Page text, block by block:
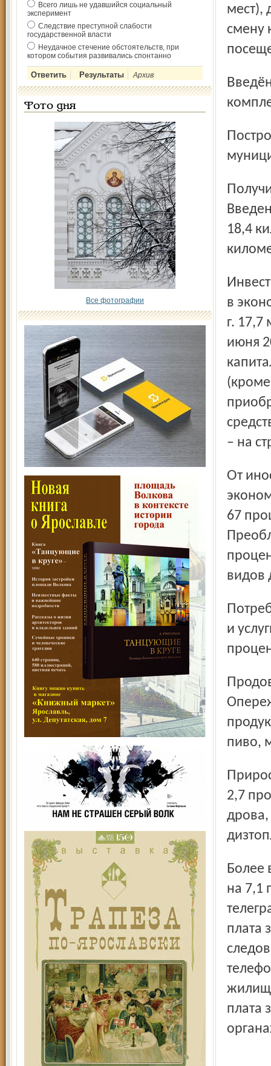
Всего лишь не удавшийся социальный
эксперимент
Следствие преступной слабости
государственной власти
Неудачное стечение обстоятельств, при
котором события развивались спонтанно
Архив
Фото дня
Все фотографии
мест),
смену
Введён в эксплуатацию физкультурно-оздоровительный
Построена православная часовня в Ростовском
Получила развитие инженерная инфраструктура области.
18,4
Инвестиции. На создание и развитие основного капитала
в
г. 17,7
июня
– на
От иностранных инвесторов в нефинансовый сектор
67
видов
Потребительские цены. Потребительские цены на товары
и
Продовольственные товары подорожали на 5,7 процента.
пиво,
Прирост цен на непродовольственные товары составил
2,7
Более всего выросли цены на платные услуги населению –
на 7,1
плата
плата